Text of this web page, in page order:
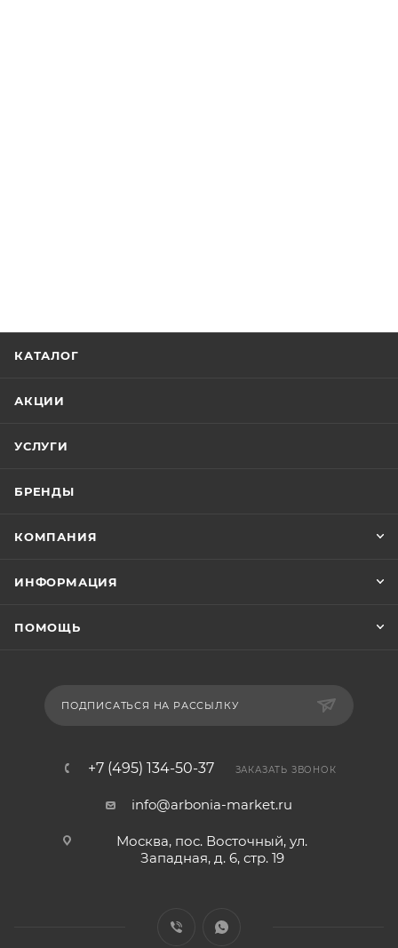
КАТАЛОГ
АКЦИИ
УСЛУГИ
БРЕНДЫ
КОМПАНИЯ
ИНФОРМАЦИЯ
ПОМОЩЬ
ПОДПИСАТЬСЯ НА РАССЫЛКУ
+7 (495) 134-50-37 ЗАКАЗАТЬ ЗВОНОК
info@arbonia-market.ru
Москва, пос. Восточный, ул.
Западная, д. 6, стр. 19